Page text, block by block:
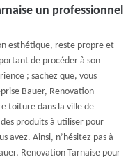
un professionnel
esthétique, reste propre et
de procéder à son
; sachez que, vous
Bauer, Renovation
toiture dans la ville de
produits à utiliser pour
avez. Ainsi, n’hésitez pas à
Renovation Tarnaise pour